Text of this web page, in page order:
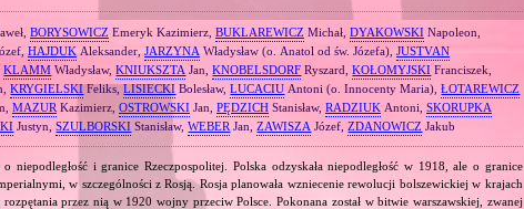
BORYSOWICZ Emeryk Kazimierz, BUKLAREWICZ Michał, DYAKOWSKINapoleon,
HAJDUKAleksander, JARZYNA Władysław (o. Anatol od św. Józefa), JUSTVAN
KLAMM Władysław,KNIUKSZTA Jan,KNOBELSDORF Ryszard,KOŁOMYJSKI Franciszek,
KRYGIELSKIFeliks,LISIECKI Bolesław,LUCACIU Antoni (o. Innocenty Maria),ŁOTAREWICZ
MAZUR Kazimierz, OSTROWSKIJan, PĘDZICHStanisław, RADZIUKAntoni, SKORUPKA
Justyn,SZULBORSKI Stanisław,WEBER Jan,ZAWISZA Józef,ZDANOWICZ Jakub
o niepodległość i granice Rzeczpospolitej. Polska odzyskała niepodległość w 1918, ale o granice
w szczególności z Rosją. Rosja planowała wzniecenie rewolucji bolszewickiej w krajach
przez nią w 1920 wojny przeciw Polsce. Pokonana został w bitwie warszawskiej, zwanej